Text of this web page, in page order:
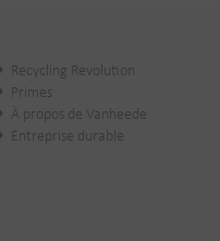
Recycling Revolution
Primes
À propos de Vanheede
Entreprise durable